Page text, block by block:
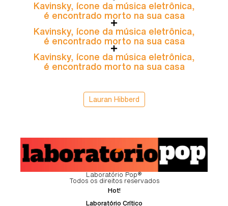
Kavinsky, ícone da música eletrônica,
é encontrado morto na sua casa
Kavinsky, ícone da música eletrônica,
é encontrado morto na sua casa
Kavinsky, ícone da música eletrônica,
é encontrado morto na sua casa
Lauran Hibberd
Laboratório Pop®
Todos os direitos reservados
Hot!
Laboratório Crítico